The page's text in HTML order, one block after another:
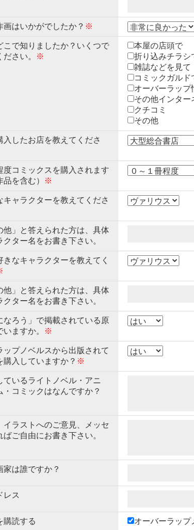
画はいかがでしたか？ ※
こで知りましたか？いくつで
さい。
※
本屋の店頭で
折り込みチラシ
雑誌などを見て
コミックガルド
オーバーラップ
その他インター
クチコミ
その他
入したお店を教えてくださ
度コミックスを購入されます
を含む）
※
キャラクターを教えてくださ
他」と答えられた方は、具体
クター名をお書き下さい。
きなキャラクターを教えてく
他」と答えられた方は、具体
クター名をお書き下さい。
なろう」で掲載されている原
ますか。
※
ップノベルスから出版されて
購入していますか？ ※
ているライトノベル・アニ
・コミックはなんですか？
イラストへのご意見、メッセ
ばご自由にお書き下さい。
家は誰ですか？
レス
購読する オーバーラップ